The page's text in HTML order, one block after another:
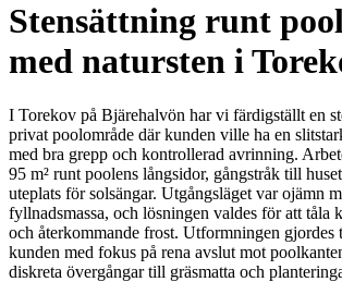
Stensättning runt
med natursten i
I Torekov på Bjärehalvön har vi färdigställt en
privat poolområde där kunden ville ha en
med bra grepp och kontrollerad avrinning.
95 m² runt poolens långsidor, gångstråk till
uteplats för solsängar. Utgångsläget var ojämn
fyllnadsmassa, och lösningen valdes för att tåla
och återkommande frost. Utformningen gjordes
kunden med fokus på rena avslut mot
diskreta övergångar till gräsmatta och